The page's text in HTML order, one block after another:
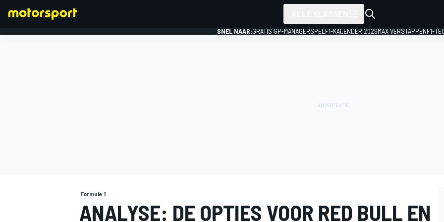
SNEL NAAR:GRATIS GP-MANAGERSPEL F1-KALENDER 2026MAX VERSTAPPENF1-
Formule 1
ANALYSE: DE OPTIES VOOR RED BULL EN